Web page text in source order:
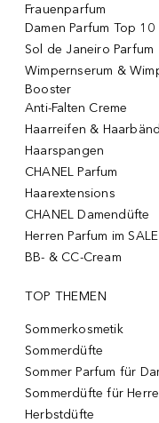
Frauenparfum
Damen Parfum Top 10
Sol de Janeiro Parfum
Wimpernserum &
Booster
Anti-Falten Creme
Haarreifen &
Haarspangen
CHANEL Parfum
Haarextensions
CHANEL Damendüfte
Herren Parfum im SALE
BB- & CC-Cream
TOP THEMEN
Sommerkosmetik
Sommerdüfte
Sommer Parfum für
Sommerdüfte für
Herbstdüfte